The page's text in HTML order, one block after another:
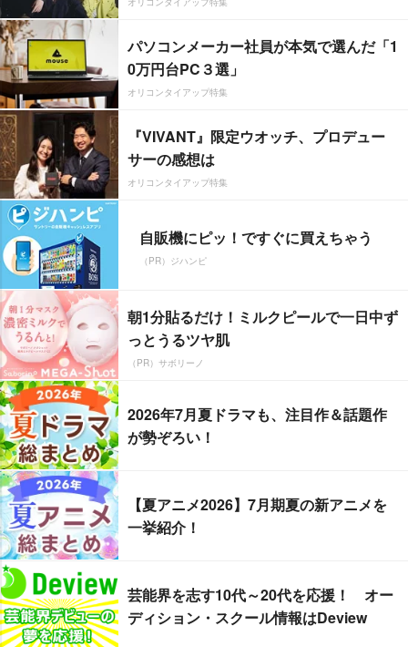
パソコンメーカー社員が本気で選んだ「1
0万円台PC３選」
オリコンタイアップ特集
『VIVANT』限定ウオッチ、プロデュー
サーの感想は
オリコンタイアップ特集
自販機にピッ！ですぐに買えちゃう
（PR）ジハンピ
朝1分貼るだけ！ミルクピールで一日中ず
っとうるツヤ肌
（PR）サボリーノ
2026年7月夏ドラマも、注目作＆話題作
が勢ぞろい！
【夏アニメ2026】7月期夏の新アニメを
一挙紹介！
芸能界を志す10代～20代を応援！ オー
ディション・スクール情報はDeview